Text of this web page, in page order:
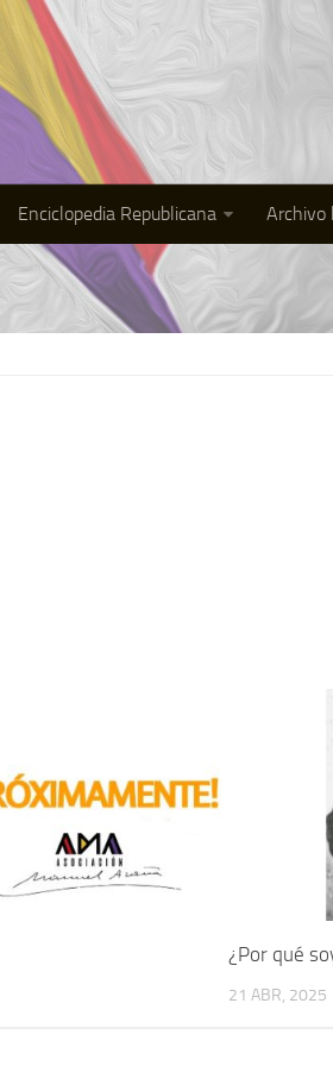
Enciclopedia Republicana Archivo
¿Por qué
21 ABR, 2025